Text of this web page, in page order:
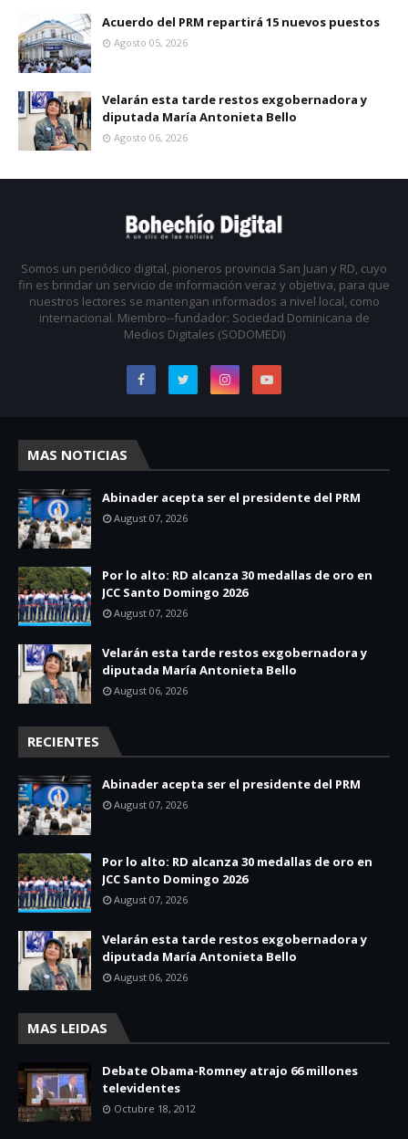
Acuerdo del PRM repartirá 15 nuevos puestos
Agosto 05, 2026
Velarán esta tarde restos exgobernadora y
diputada María Antonieta Bello
Agosto 06, 2026
Somos un periódico digital, pioneros provincia San Juan y RD, cuyo
fin es brindar un servicio de información veraz y objetiva, para que
nuestros lectores se mantengan informados a nivel local, como
internacional. Miembro--fundador: Sociedad Dominicana de
Medios Digitales (SODOMEDI)
MAS NOTICIAS
Abinader acepta ser el presidente del PRM
August 07, 2026
Por lo alto: RD alcanza 30 medallas de oro en
JCC Santo Domingo 2026
August 07, 2026
Velarán esta tarde restos exgobernadora y
diputada María Antonieta Bello
August 06, 2026
RECIENTES
Abinader acepta ser el presidente del PRM
August 07, 2026
Por lo alto: RD alcanza 30 medallas de oro en
JCC Santo Domingo 2026
August 07, 2026
Velarán esta tarde restos exgobernadora y
diputada María Antonieta Bello
August 06, 2026
MAS LEIDAS
Debate Obama-Romney atrajo 66 millones
televidentes
Octubre 18, 2012